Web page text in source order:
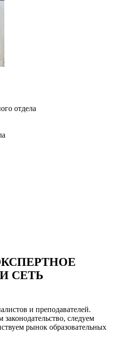
отдела
СЕТЬ
и преподавателей.
следуем
рынок образовательных